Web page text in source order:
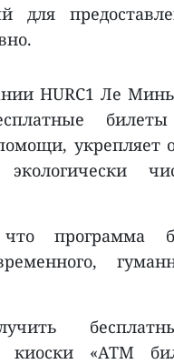
для
HURC1 Ле
укрепляет
программа
киоски «ATM